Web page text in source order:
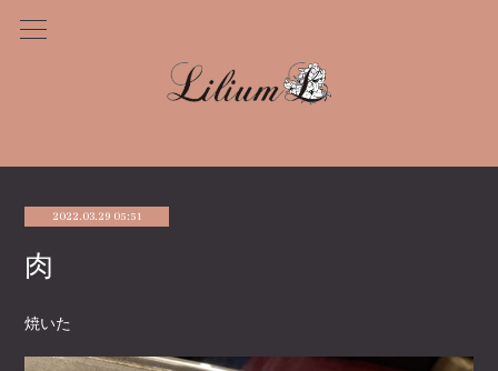
2022.03.29 05:51
肉
焼いた